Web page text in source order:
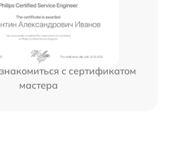
с сертификатом
мастера